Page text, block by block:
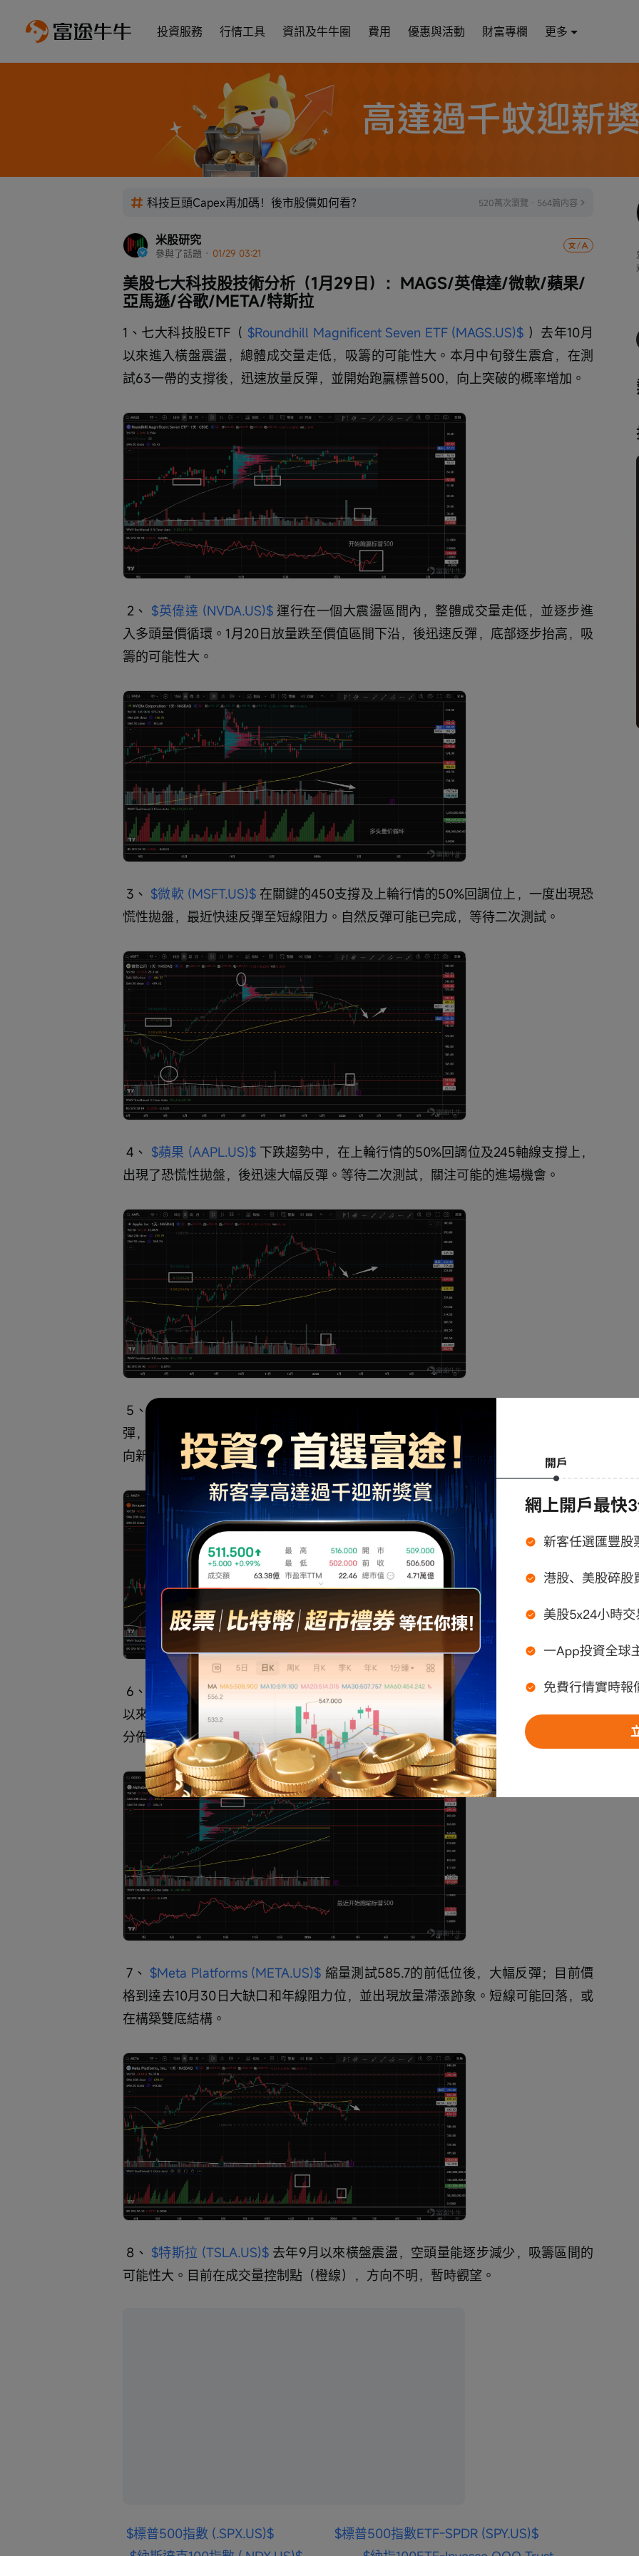
投資服務 行情工具 資訊及牛牛圈 費用 優惠與活動 財富專欄 更多
科技巨頭Capex再加碼！後市股價如何看？ 520萬次瀏覽 · 564篇内容
米股研究
參與了話題 · 01/29 03:21
美股七大科技股技術分析（1月29日）：MAGS/英偉達/微軟/蘋果/
亞馬遜/谷歌/META/特斯拉
1、七大科技股ETF（ $Roundhill Magnificent Seven ETF (MAGS.US)$ ）去年10月
以來進入橫盤震盪，總體成交量走低，吸籌的可能性大。本月中旬發生震倉，在測
試63一帶的支撐後，迅速放量反彈，並開始跑贏標普500，向上突破的概率增加。
2、 $英偉達 (NVDA.US)$ 運行在一個大震盪區間內，整體成交量走低，並逐步進
入多頭量價循環。1月20日放量跌至價值區間下沿，後迅速反彈，底部逐步抬高，吸
籌的可能性大。
3、 $微軟 (MSFT.US)$ 在關鍵的450支撐及上輪行情的50%回調位上，一度出現恐
慌性拋盤，最近快速反彈至短線阻力。自然反彈可能已完成，等待二次測試。
4、 $蘋果 (AAPL.US)$ 下跌趨勢中，在上輪行情的50%回調位及245軸線支撐上，
出現了恐慌性拋盤，後迅速大幅反彈。等待二次測試，關注可能的進場機會。
5、
彈，目前受阻於上方250.5一帶阻力。量價多頭循環，已形成上升趨勢線，並逐步走
向新的夾角，向上突破的可能性大。
6、 $谷歌-C (GOOG.US)$ 最近跌破了上漲通道線，開始跑輸標普500。自去年9月
以來，已在高位形成了第二高的成交量分佈。如果不能快速上漲，將形成P型成交量
分佈，進入橫盤的概率增加。
7、 $Meta Platforms (META.US)$ 縮量測試585.7的前低位後，大幅反彈；目前價
格到達去10月30日大缺口和年線阻力位，並出現放量滯漲跡象。短線可能回落，或
在構築雙底結構。
8、 $特斯拉 (TSLA.US)$ 去年9月以來橫盤震盪，空頭量能逐步減少，吸籌區間的
可能性大。目前在成交量控制點（橙線），方向不明，暫時觀望。
$納斯達克100指數 (.NDX.US)$
$納指100ETF-Invesco QQQ Trust